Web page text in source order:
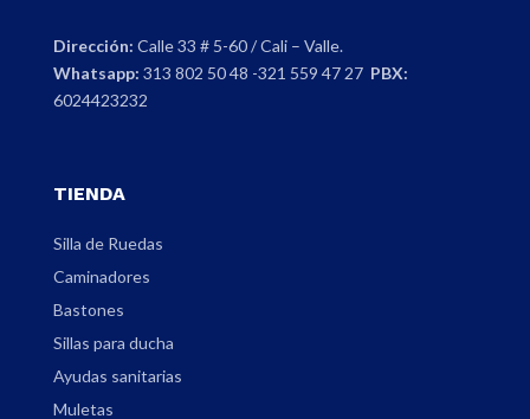
Dirección: Calle 33 # 5-60 / Cali – Valle.
Whatsapp: 313 802 50 48 -321 559 47 27 PBX:
6024423232
TIENDA
Silla de Ruedas
Caminadores
Bastones
Sillas para ducha
Ayudas sanitarias
Muletas